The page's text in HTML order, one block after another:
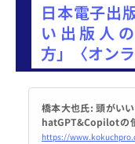
日本電子出
い出版人
方」〈オン
橋本大也氏: 頭がい
hatGPT&Copilotの
4年4月12日（オンラ